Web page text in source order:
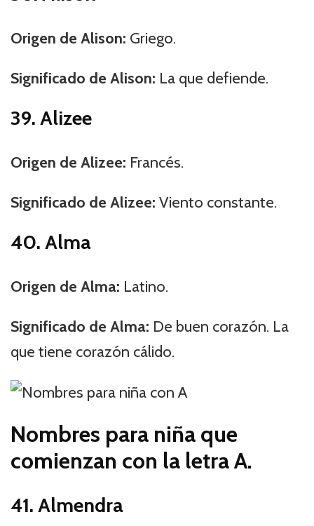
Origen de Alison: Griego.
Significado de Alison: La que defiende.
39. Alizee
Origen de Alizee: Francés.
Significado de Alizee: Viento constante.
40. Alma
Origen de Alma: Latino.
Significado de Alma: De buen corazón. La
que tiene corazón cálido.
Nombres para niña que
comienzan con la letra A.
41. Almendra